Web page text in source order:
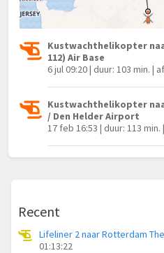
Kustwachthelikopter
112) Air Base
6 jul 09:20 | duur: 103 min. |
Kustwachthelikopter
/ Den Helder Airport
17 feb 16:53 | duur: 113
Recent
Lifeliner 2 naar Rotterdam
01:13:22